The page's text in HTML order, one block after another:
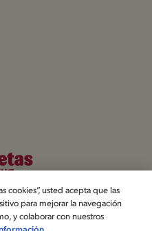
cookies”, usted acepta que las
para mejorar la navegación
y colaborar con nuestros